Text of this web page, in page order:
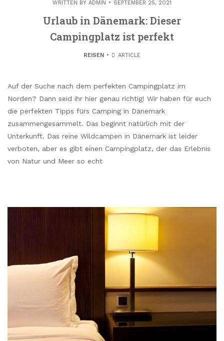
WRITTEN BY ADMIN SEPTEMBER 25, 2021
Urlaub in Dänemark: Dieser
Campingplatz ist perfekt
REISEN ARTICLE
Auf der Suche nach dem perfekten Campingplatz im
Norden? Dann seid ihr hier genau richtig! Wir haben für euch
die perfekten Tipps fürs Camping in Dänemark
zusammengesammelt. Das beginnt natürlich mit der
Unterkunft. Das reine Wildcampen in Dänemark ist leider
verboten, aber es gibt einen Campingplatz, der das Erlebnis
von Natur und Meer so echt